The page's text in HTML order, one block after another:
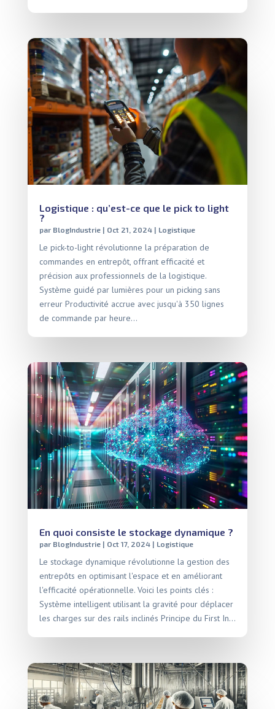
Logistique : qu’est-ce que le pick to light
?
par BlogIndustrie| Oct 21, 2024| Logistique
Le pick-to-light révolutionne la préparation de
commandes en entrepôt, offrant efficacité et
précision aux professionnels de la logistique.
Système guidé par lumières pour un picking sans
erreur Productivité accrue avec jusqu'à 350 lignes
de commande par heure...
En quoi consiste le stockage dynamique ?
par BlogIndustrie| Oct 17, 2024| Logistique
Le stockage dynamique révolutionne la gestion des
entrepôts en optimisant l'espace et en améliorant
l'efficacité opérationnelle. Voici les points clés :
Système intelligent utilisant la gravité pour déplacer
les charges sur des rails inclinés Principe du First In...